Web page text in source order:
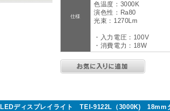
仕様
色温度：3000K
演色性：Ra80
光束：1270Lm
・入力電圧：100V
・消費電力：18W
LEDディスプレイライト TEI-9122L（3000K)